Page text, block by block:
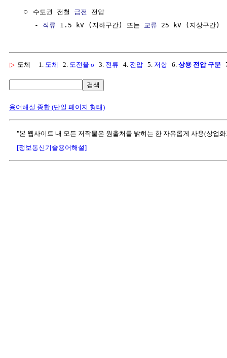
  ㅇ 수도권 전철
급전
전압
     -
직류 1.5 kV (지하구간) 또는 교류
▷ 도체 1. 도체 2. 도전율 σ 3. 전류 4. 전압 5. 저항 6. 상용 전압 구분
검색
용어해설 종합 (단일 페이지 형태)
"본 웹사이트 내 모든 저작물은 원출처를 밝히는 한 자유롭게 사용(상업
[정보통신기술용어해설]